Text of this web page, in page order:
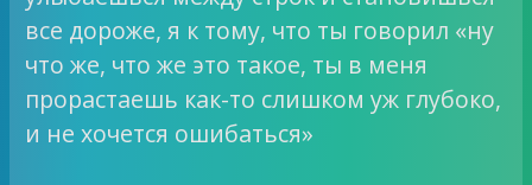
все дороже, я к тому, что ты говорил «ну
что же, что же это такое, ты в меня
прорастаешь как-то слишком уж глубоко,
и не хочется ошибаться»